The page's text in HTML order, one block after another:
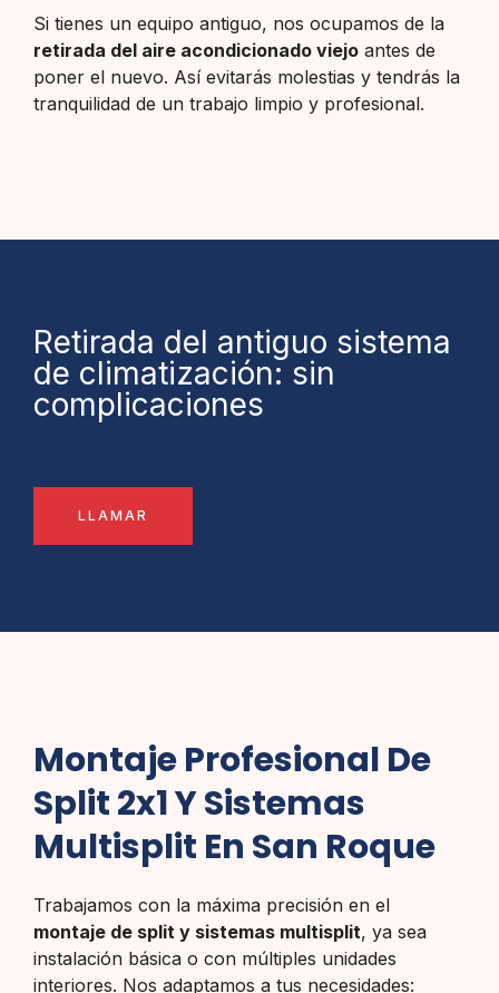
Si tienes un equipo antiguo, nos ocupamos de la
retirada del aire acondicionado viejo antes de
poner el nuevo. Así evitarás molestias y tendrás la
tranquilidad de un trabajo limpio y profesional.
Retirada del antiguo sistema
de climatización: sin
complicaciones
LLAMAR
Montaje Profesional De
Split 2x1 Y Sistemas
Multisplit En San Roque
Trabajamos con la máxima precisión en el
montaje de split y sistemas multisplit, ya sea
instalación básica o con múltiples unidades
interiores. Nos adaptamos a tus necesidades: